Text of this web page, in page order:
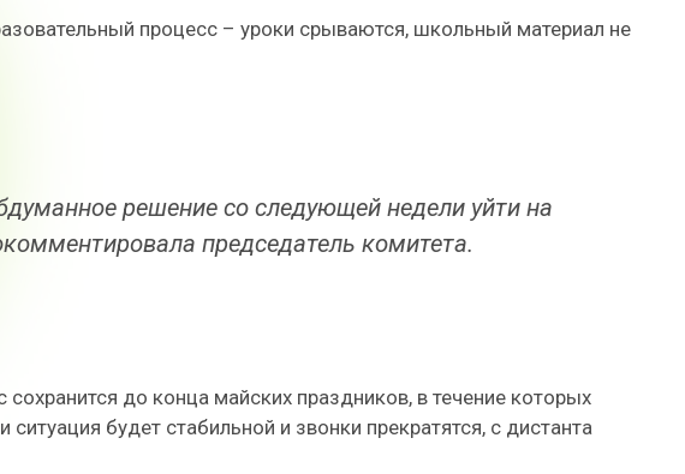
процесс – уроки срываются, школьный материал не
решение со следующей недели уйти на
председатель комитета.
сохранится до конца майских праздников, в течение которых
будет стабильной и звонки прекратятся, с дистанта